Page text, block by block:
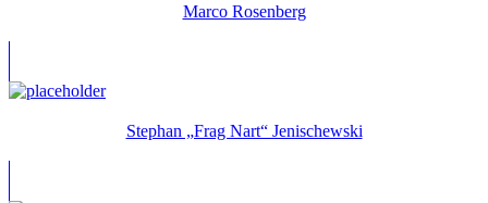
Marco Rosenberg
Stephan „Frag Nart“ Jenischewski